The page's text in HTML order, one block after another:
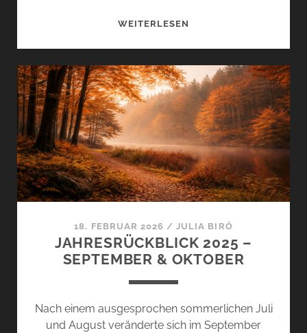
WEITERLESEN
BLEU
SALIN,
AETHER
AURA,
TIARÉ
DE
TAHITI
UND
COLOGNE
ONE
18. FEBRUAR 2026 /JULIA BIRÓ
JAHRESRÜCKBLICK 2025 –
SEPTEMBER & OKTOBER
Nach einem ausgesprochen sommerlichen Juli
und August veränderte sich im September